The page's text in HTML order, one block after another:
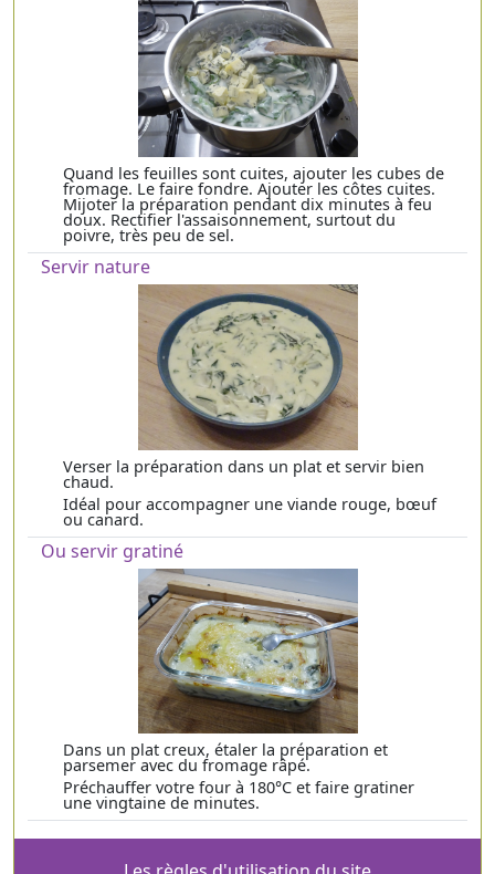
Quand les feuilles sont cuites, ajouter les cubes de
fromage. Le faire fondre. Ajouter les côtes cuites.
Mijoter la préparation pendant dix minutes à feu
doux. Rectifier l'assaisonnement, surtout du
poivre, très peu de sel.
Servir nature
Verser la préparation dans un plat et servir bien
chaud.
Idéal pour accompagner une viande rouge, bœuf
ou canard.
Ou servir gratiné
Dans un plat creux, étaler la préparation et
parsemer avec du fromage râpé.
Préchauffer votre four à 180°C et faire gratiner
une vingtaine de minutes.